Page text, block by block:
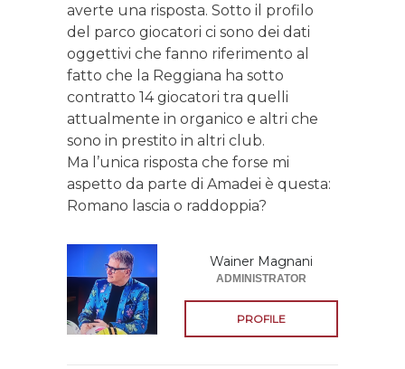
averte una risposta. Sotto il profilo
del parco giocatori ci sono dei dati
oggettivi che fanno riferimento al
fatto che la Reggiana ha sotto
contratto 14 giocatori tra quelli
attualmente in organico e altri che
sono in prestito in altri club.
Ma l’unica risposta che forse mi
aspetto da parte di Amadei è questa:
Romano lascia o raddoppia?
Wainer Magnani
ADMINISTRATOR
PROFILE